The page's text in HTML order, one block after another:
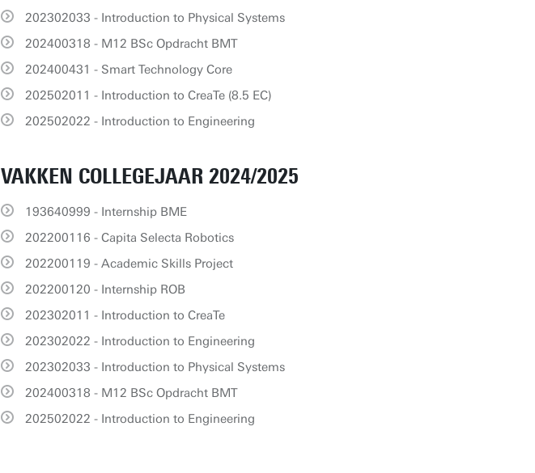
202302033 - Introduction to Physical Systems
202400318 - M12 BSc Opdracht BMT
202400431 - Smart Technology Core
202502011 - Introduction to CreaTe (8.5 EC)
202502022 - Introduction to Engineering
VAKKEN COLLEGEJAAR 2024/2025
193640999 - Internship BME
202200116 - Capita Selecta Robotics
202200119 - Academic Skills Project
202200120 - Internship ROB
202302011 - Introduction to CreaTe
202302022 - Introduction to Engineering
202302033 - Introduction to Physical Systems
202400318 - M12 BSc Opdracht BMT
202502022 - Introduction to Engineering